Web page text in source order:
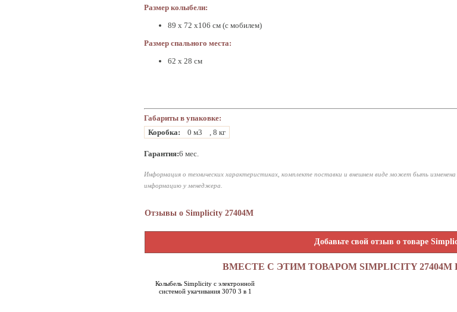
Размер колыбели:
89 x 72 x106 см (с мобилем)
Размер спального места:
62 x 28 см
Габариты в упаковке:
Коробка:
0 м3 , 8 кг
Гарантия:6 мес.
Информация о технических характеристиках, комплекте поставки и внешнем виде может быть
информацию у менеджера.
Отзывы о Simplicity 27404M
Добавьте свой отзыв о товаре
ВМЕСТЕ С ЭТИМ ТОВАРОМ SIMPLICITY
Колыбель Simplicity с электронной
системой укачивания 3070 3 в 1